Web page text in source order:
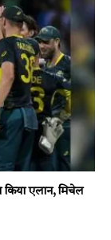
एलान, मिचेल